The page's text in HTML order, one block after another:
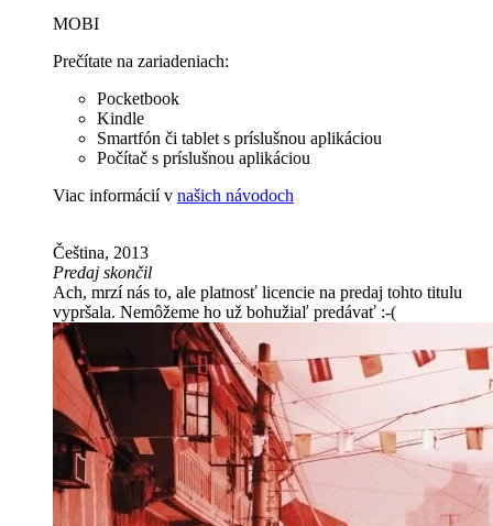
MOBI
Prečítate na zariadeniach:
Pocketbook
Kindle
Smartfón či tablet s príslušnou aplikáciou
Počítač s príslušnou aplikáciou
Viac informácií v našich návodoch
Čeština, 2013
Predaj skončil
Ach, mrzí nás to, ale platnosť licencie na predaj tohto titulu
vypršala. Nemôžeme ho už bohužiaľ predávať :-(